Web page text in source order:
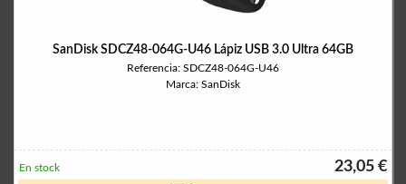
SanDisk SDCZ48-064G-U46 Lápiz USB 3.0 Ultra 64GB
Referencia: SDCZ48-064G-U46
Marca: SanDisk
23,05 €
En stock